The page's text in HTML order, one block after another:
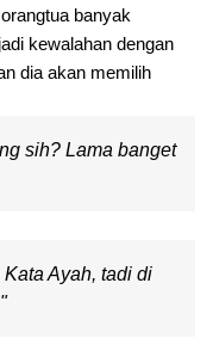
banyak
kewalahan dengan
dia akan memilih
sih? Lama banget
Ayah, tadi di